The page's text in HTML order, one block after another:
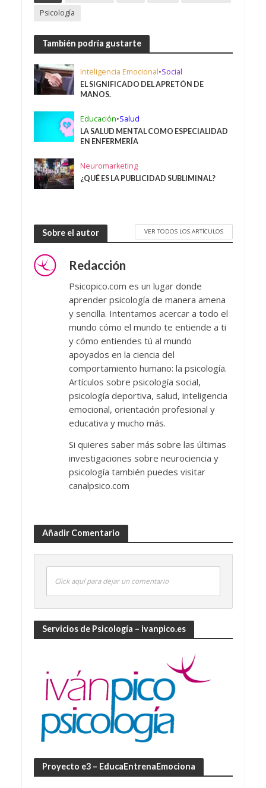
Psicología
También podría gustarte
Inteligencia Emocional•Social
EL SIGNIFICADO DEL APRETÓN DE
MANOS.
Educación•Salud
LA SALUD MENTAL COMO ESPECIALIDAD
EN ENFERMERÍA
Neuromarketing
¿QUÉ ES LA PUBLICIDAD SUBLIMINAL?
Sobre el autor VER TODOS LOS ARTÍCULOS
Redacción
Psicopico.com es un lugar donde
aprender psicología de manera amena
y sencilla. Intentamos acercar a todo el
mundo cómo el mundo te entiende a ti
y cómo entiendes tú al mundo
apoyados en la ciencia del
comportamiento humano: la psicología.
Artículos sobre psicología social,
psicología deportiva, salud, inteligencia
emocional, orientación profesional y
educativa y mucho más.
Si quieres saber más sobre las últimas
investigaciones sobre neurociencia y
psicología también puedes visitar
canalpsico.com
Añadir Comentario
Click aquí para dejar un comentario
Servicios de Psicología – ivanpico.es
Proyecto e3 – EducaEntrenaEmociona